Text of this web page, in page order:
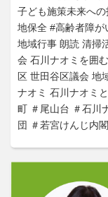
子ども施策未来への
地保全 #高齢者障が
地域行事 朗読 清掃
会 石川ナオミを囲
区 世田谷区議会 地
ナオミ 石川ナオミ
町 ＃尾山台 ＃石川
団 ＃若宮けんじ内